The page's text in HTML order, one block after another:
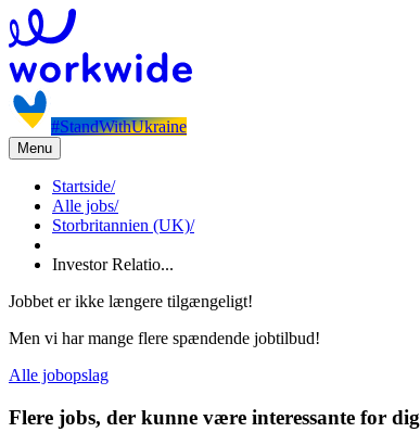
#StandWithUkraine
Menu
Startside/
Alle jobs/
Storbritannien (UK)/
Investor Relatio...
Jobbet er ikke længere tilgængeligt!
Men vi har mange flere spændende jobtilbud!
Alle jobopslag
Flere jobs, der kunne være interessante for dig